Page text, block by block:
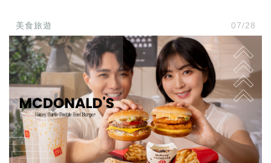
美食旅遊 07/28